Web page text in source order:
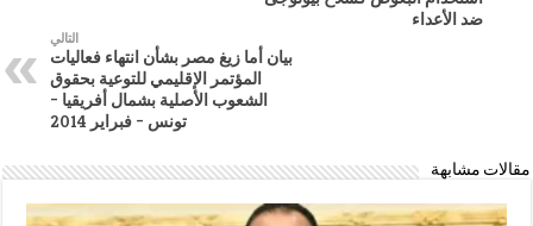
ضد الأعداء
التالي
بيان أما زيغ مصر بشأن انتهاء فعاليات
المؤتمر الإقليمي للتوعية بحقوق
الشعوب الأصلية بشمال أفريقيا –
تونس – فبراير 2014
مقالات مشابهة